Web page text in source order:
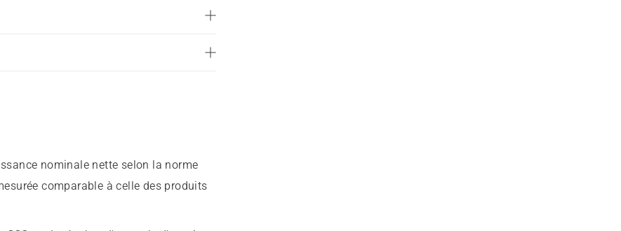
nominale nette selon la norme
comparable à celle des produits